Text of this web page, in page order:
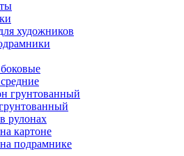
художников
грунтованный
рулонах
картоне
подрамнике